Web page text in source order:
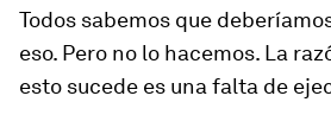
Todos sabemos que
eso. Pero no lo hacemos. La
esto sucede es una falta de